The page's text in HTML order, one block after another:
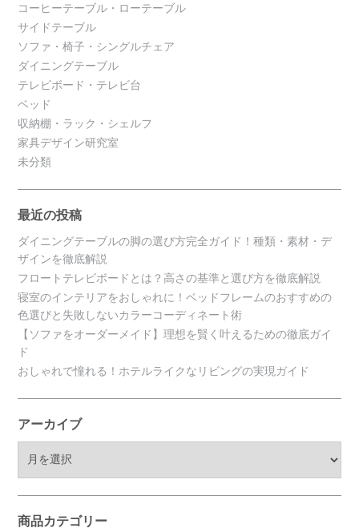
コーヒーテーブル・ローテーブル
サイドテーブル
ソファ・椅子・シングルチェア
ダイニングテーブル
テレビボード・テレビ台
ベッド
収納棚・ラック・シェルフ
家具デザイン研究室
未分類
最近の投稿
ダイニングテーブルの脚の選び方完全ガイド！種類・素材・デ
ザインを徹底解説
フロートテレビボードとは？高さの基準と選び方を徹底解説
寝室のインテリアをおしゃれに！ベッドフレームのおすすめの
色選びと失敗しないカラーコーディネート術
【ソファをオーダーメイド】理想を賢く叶えるための徹底ガイ
ド
おしゃれで憧れる！ホテルライクなリビングの実現ガイド
アーカイブ
ブ
商品カテゴリー